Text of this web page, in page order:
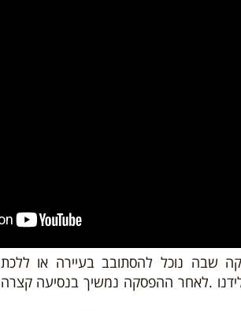
שבה נוכל להסתובב בעיירה או ללכת
.לאחר ההפסקה נמשיך בנסיעה קצרה